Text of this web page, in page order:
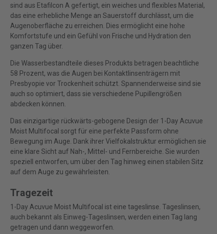
sind aus Etafilcon A gefertigt, ein weiches und flexibles Material,
das eine erhebliche Menge an Sauerstoff durchlässt, um die
Augenoberfläche zu erreichen. Dies ermöglicht eine hohe
Komfortstufe und ein Gefühl von Frische und Hydration den
ganzen Tag über.
Die Wasserbestandteile dieses Produkts betragen beachtliche
58 Prozent, was die Augen bei Kontaktlinsenträgern mit
Presbyopie vor Trockenheit schützt. Spannenderweise sind sie
auch so optimiert, dass sie verschiedene Pupillengrößen
abdecken können.
Das einzigartige rückwärts-gebogene Design der 1-Day Acuvue
Moist Multifocal sorgt für eine perfekte Passform ohne
Bewegung im Auge. Dank ihrer Vielfokalstruktur ermöglichen sie
eine klare Sicht auf Nah-, Mittel- und Fernbereiche. Sie wurden
speziell entworfen, um über den Tag hinweg einen stabilen Sitz
auf dem Auge zu gewährleisten.
Tragezeit
1-Day Acuvue Moist Multifocal ist eine tageslinse. Tageslinsen,
auch bekannt als Einweg-Tageslinsen, werden einen Tag lang
getragen und dann weggeworfen.